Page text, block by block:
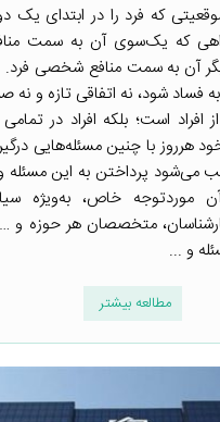
که فرد را در ابتدای یک
که یک‌سوی آن به سمت
آن به سمت منافع شخصی فرد.
فساد شود، نه اتفاقی تازه و نه
است؛ بلکه افراد در
هرروز با چنین مسئله‌هایی
می‌شود پرداختن به این مسئله
خاص، به‌ویژه
متخصصان هر حوزه و …
و ...
مطالعه بیشتر